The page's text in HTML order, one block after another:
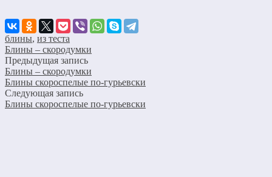
блины, из теста
Блины – скородумки
Предыдущая запись
Блины – скородумки
Блины скороспелые по-гурьевски
Следующая запись
Блины скороспелые по-гурьевски